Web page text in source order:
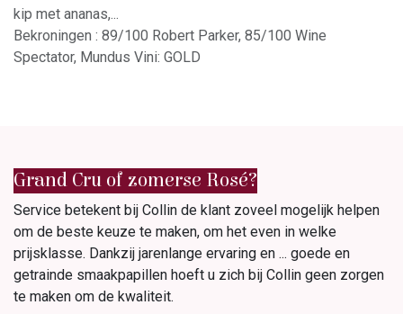
kip met ananas,...
Bekroningen : 89/100 Robert Parker, 85/100 Wine
Spectator, Mundus Vini: GOLD
Grand Cru of zomerse Rosé?
Service betekent bij Collin de klant zoveel mogelijk helpen
om de beste keuze te maken, om het even in welke
prijsklasse. Dankzij jarenlange ervaring en ... goede en
getrainde smaakpapillen hoeft u zich bij Collin geen zorgen
te maken om de kwaliteit.